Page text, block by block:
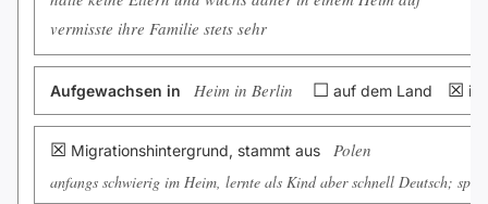
vermisste ihre Familie stets sehr
Aufgewachsen in Heim in Berlin ☐ auf dem Land ☒ in
☒ Migrationshintergrund, stammt aus Polen
anfangs schwierig im Heim, lernte als Kind aber schnell Deutsch;